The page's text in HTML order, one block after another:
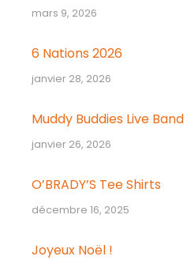
mars 9, 2026
6 Nations 2026
janvier 28, 2026
Muddy Buddies Live Band
janvier 26, 2026
O’BRADY’S Tee Shirts
décembre 16, 2025
Joyeux Noël !